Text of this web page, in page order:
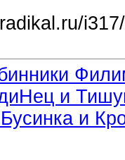
и
и